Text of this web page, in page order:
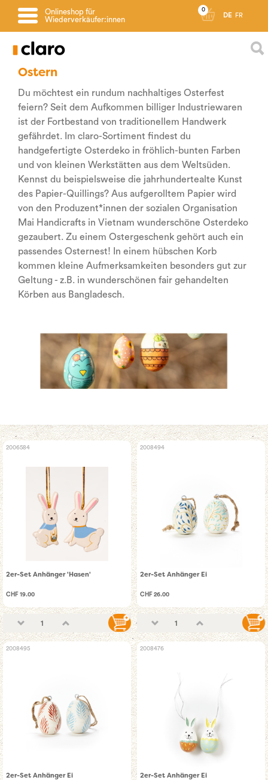
DE FR
0
Onlineshop für
Wiederverkäufer:innen
Ostern
Du möchtest ein rundum nachhaltiges Osterfest
feiern? Seit dem Aufkommen billiger Industriewaren
ist der Fortbestand von traditionellem Handwerk
gefährdet. Im claro-Sortiment findest du
handgefertigte Osterdeko in fröhlich-bunten Farben
und von kleinen Werkstätten aus dem Weltsüden.
Kennst du beispielsweise die jahrhundertealte Kunst
des Papier-Quillings? Aus aufgerolltem Papier wird
von den Produzent*innen der sozialen Organisation
Mai Handicrafts in Vietnam wunderschöne Osterdeko
gezaubert. Zu einem Ostergeschenk gehört auch ein
passendes Osternest! In einem hübschen Korb
kommen kleine Aufmerksamkeiten besonders gut zur
Geltung - z.B. in wunderschönen fair gehandelten
Körben aus Bangladesch.
2006584
2er-Set Anhänger 'Hasen'
CHF 19.00
2008494
2er-Set Anhänger Ei
CHF 26.00
2008495
2er-Set Anhänger Ei
2008476
2er-Set Anhänger Ei